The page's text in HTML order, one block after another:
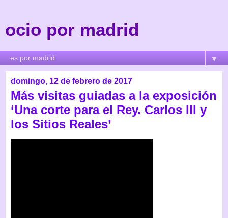
ocio por madrid
▼
domingo, 12 de febrero de 2017
Más visitas guiadas a la exposición
‘Una corte para el Rey. Carlos III y
los Sitios Reales’